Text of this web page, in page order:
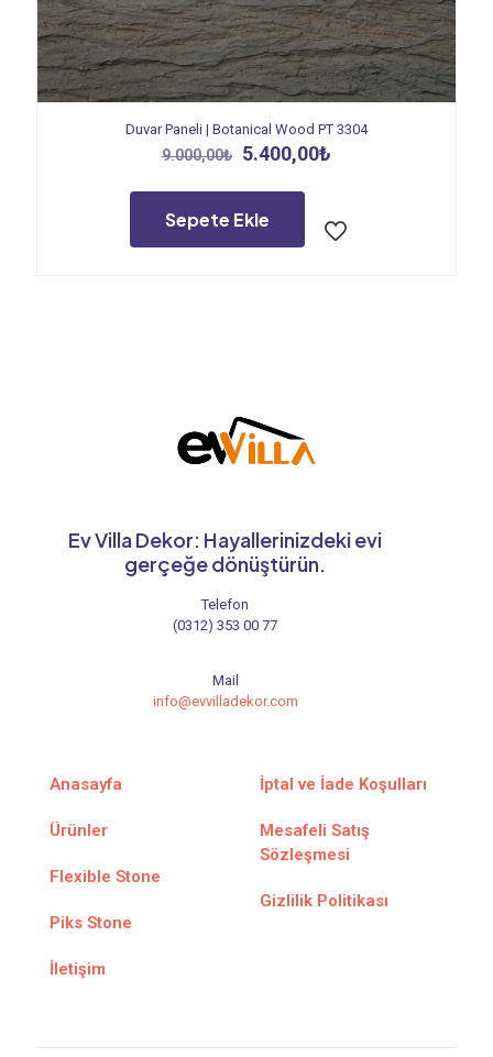
Duvar Paneli | Botanical Wood PT 3304
9.000,00₺ Orijinal
9.000,00₺.
5.400,00₺
5.400,00₺.
Sepete Ekle
Ev Villa Dekor: Hayallerinizdeki evi
gerçeğe dönüştürün.
Telefon
(0312) 353 00 77
Mail
info@evvilladekor.com
Anasayfa
Ürünler
Flexible Stone
Piks Stone
İletişim
İptal ve İade Koşulları
Mesafeli Satış
Sözleşmesi
Gizlilik Politikası